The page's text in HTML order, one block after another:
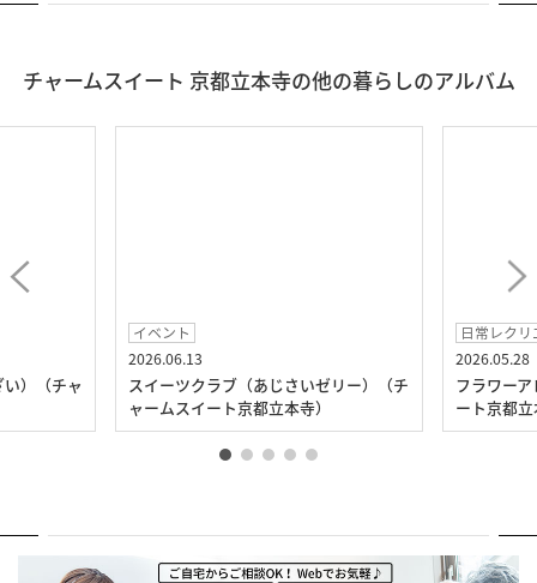
チャームスイート 京都立本寺の他の暮らしのアルバム
）（チャ
イベント
2026.06.13
スイーツクラブ（あじさいゼリー）（チ
ャームスイート京都立本寺）
日常レク
2026.05.28
フラワー
ート京都